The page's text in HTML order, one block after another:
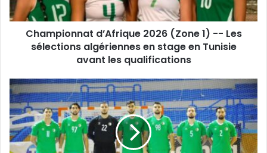
Les
sélections
algériennes
Tunisie
avant
les
qualifications
Championnat d’Afrique 2026 (Zone 1) -- Les
sélections algériennes en stage en Tunisie
avant les qualifications
Les
Jeux
méditerranéens
déjà
dans
toutes